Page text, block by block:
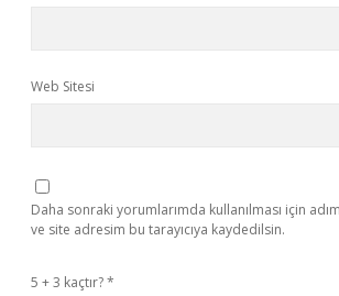
Web Sitesi
Daha sonraki yorumlarımda kullanılması için
ve site adresim bu tarayıcıya kaydedilsin.
5 + 3 kaçtır?*